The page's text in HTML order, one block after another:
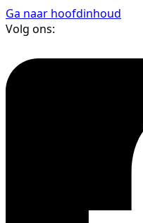
Ga naar hoofdinhoud
Volg ons: